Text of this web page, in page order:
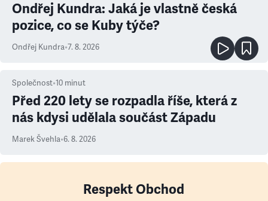
Ondřej Kundra: Jaká je vlastně česká
pozice, co se Kuby týče?
Ondřej Kundra•7. 8. 2026
Společnost•10 minut
Před 220 lety se rozpadla říše, která z
nás kdysi udělala součást Západu
Marek Švehla•6. 8. 2026
Respekt Obchod